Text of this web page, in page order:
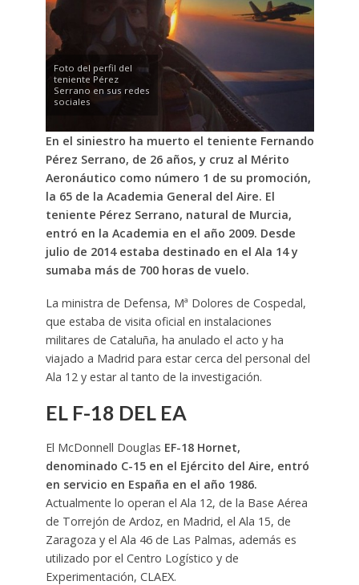
Foto del perfil del
teniente Pérez
Serrano en sus redes
sociales
En el siniestro ha muerto el teniente Fernando
Pérez Serrano, de 26 años, y cruz al Mérito
Aeronáutico como número 1 de su promoción,
la 65 de la Academia General del Aire. El
teniente Pérez Serrano, natural de Murcia,
entró en la Academia en el año 2009. Desde
julio de 2014 estaba destinado en el Ala 14 y
sumaba más de 700 horas de vuelo.
La ministra de Defensa, Mª Dolores de Cospedal,
que estaba de visita oficial en instalaciones
militares de Cataluña, ha anulado el acto y ha
viajado a Madrid para estar cerca del personal del
Ala 12 y estar al tanto de la investigación.
EL F-18 DEL EA
El McDonnell Douglas EF-18 Hornet,
denominado C-15 en el Ejército del Aire, entró
en servicio en España en el año 1986.
Actualmente lo operan el Ala 12, de la Base Aérea
de Torrejón de Ardoz, en Madrid, el Ala 15, de
Zaragoza y el Ala 46 de Las Palmas, además es
utilizado por el Centro Logístico y de
Experimentación, CLAEX.